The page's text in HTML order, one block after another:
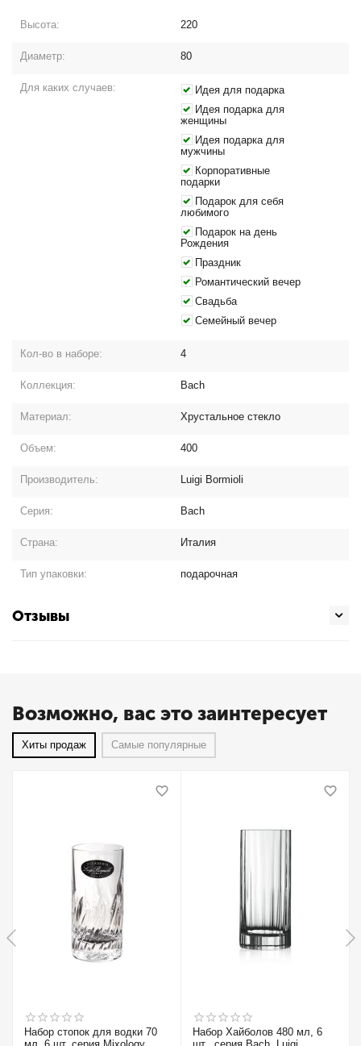
Высота: 220
Диаметр: 80
Для каких случаев:
Идея для подарка
Идея подарка для
женщины
Идея подарка для
мужчины
Корпоративные
подарки
Подарок для себя
любимого
Подарок на день
Рождения
Праздник
Романтический вечер
Свадьба
Семейный вечер
Кол-во в наборе: 4
Коллекция: Bach
Материал: Хрустальное стекло
Объем: 400
Производитель: Luigi Bormioli
Серия: Bach
Страна: Италия
Тип упаковки: подарочная
Отзывы
Возможно, вас это заинтересует
Хиты продаж Самые популярные
Набор стопок для водки 70
Набор Хайболов 480 мл, 6